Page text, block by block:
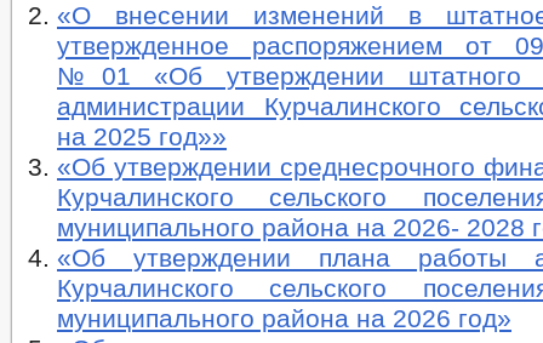
«О внесении изменений в
утвержденное распоряжением от
№01 «Об утверждении штатного
администрации Курчалинского
на 2025 год»»
«Об утверждении среднесрочного
Курчалинского сельского
муниципального района на 2026- 2028
«Об утверждении плана работы
Курчалинского сельского
муниципального района на 2026 год»